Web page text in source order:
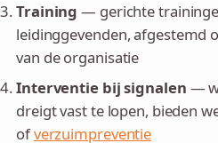
Training — gerichte
leidinggevenden, afgestemd
van de organisatie
Interventie bij signalen —
dreigt vast te lopen, bieden
ofverzuimpreventie